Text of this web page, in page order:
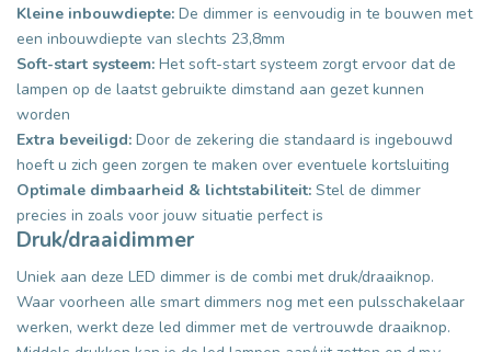
Kleine inbouwdiepte: De dimmer is eenvoudig in te bouwen met
een inbouwdiepte van slechts 23,8mm
Soft-start systeem: Het soft-start systeem zorgt ervoor dat de
lampen op de laatst gebruikte dimstand aan gezet kunnen
worden
Extra beveiligd: Door de zekering die standaard is ingebouwd
hoeft u zich geen zorgen te maken over eventuele kortsluiting
Optimale dimbaarheid & lichtstabiliteit: Stel de dimmer
precies in zoals voor jouw situatie perfect is
Druk/draaidimmer
Uniek aan deze LED dimmer is de combi met druk/draaiknop.
Waar voorheen alle smart dimmers nog met een pulsschakelaar
werken, werkt deze led dimmer met de vertrouwde draaiknop.